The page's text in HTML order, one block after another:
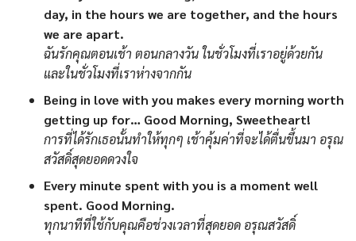
day, in the hours we are together, and the hours
we are apart.
ฉันรักคุณตอนเช้า ตอนกลางวัน ในชั่วโมงที่เราอยู่ด้วยกัน
และในชั่วโมงที่เราห่างจากกัน
Being in love with you makes every morning worth
getting up for… Good Morning, Sweetheart!
การที่ได้รักเธอนั้นทำให้ทุกๆ เช้าคุ้มค่าที่จะได้ตื่นขึ้นมา อรุณ
สวัสดิ์สุดยอดดวงใจ
Every minute spent with you is a moment well
spent. Good Morning.
ทุกนาทีที่ใช้กับคุณคือช่วงเวลาที่สุดยอด อรุณสวัสดิ์